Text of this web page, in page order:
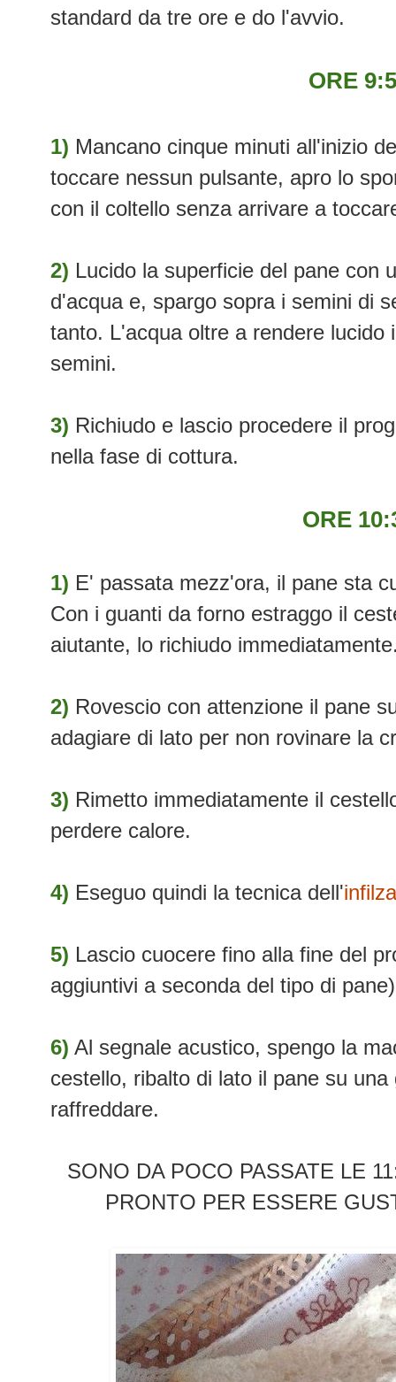
standard da tre ore e do l'avvio.
ORE
1) Mancano cinque minuti all'inizio
toccare nessun pulsante, apro lo
con il coltello senza arrivare a
2) Lucido la superficie del pane con
d'acqua e, spargo sopra i semini di
tanto. L'acqua oltre a rendere lucido
semini.
3) Richiudo e lascio procedere il
nella fase di cottura.
ORE
1) E' passata mezz'ora, il pane sta
Con i guanti da forno estraggo il
aiutante, lo richiudo
2) Rovescio con attenzione il pane
adagiare di lato per non rovinare la
3) Rimetto immediatamente il
perdere calore.
4) Eseguo quindi la tecnica dell'
5) Lascio cuocere fino alla fine del
aggiuntivi a seconda del tipo di pane)
6) Al segnale acustico, spengo la
cestello, ribalto di lato il pane su
raffreddare.
SONO DA POCO PASSATE LE
PRONTO PER ESSERE